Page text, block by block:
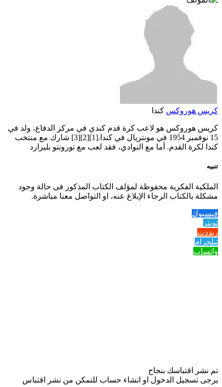
كريس هوروكس كندا
كريس هوروكس هو لاعب كرة قدم كندي في مركز الدفاع، ولد في
15 نوفمبر 1954 في مونتريال في كندا.[1][2][3] شارك مع منتخب
كندا لكرة القدم. أما مع النوادي، فقد لعب مع تورونتو بليزارد
تنبيه
الملكية الفكرية محفوظة لمؤلف الكتاب المذكور فى حالة وجود
مشكلة بالكتاب الرجاء الإبلاغ عنه، او التواصل معنا مباشرة.
فيسبوك
تويتر
ريددت
تيلجرام
واتساب
تم نشر اقتباسك بنجاح
يرجى تسجيل الدخول او انشاء حساب للتمكن من نشر اقتباس